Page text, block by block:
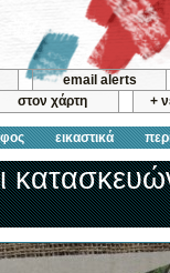
email alerts
στον χάρτη +
εικαστικά